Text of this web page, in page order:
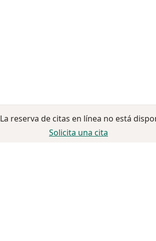
La reserva de citas en línea no está
Solicita una cita